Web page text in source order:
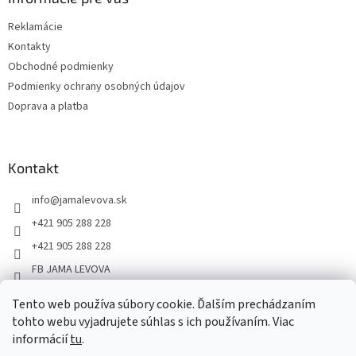
Tento web používa súbory cookie. Ďalším prechádzaním
tohto webu vyjadrujete súhlas s ich používaním. Viac
informáciítu.
Reklamácie
Kontakty
Obchodné podmienky
Podmienky ochrany osobných údajov
Doprava a platba
Kontakt
info@jamalevova.sk
+421 905 288 228
+421 905 288 228
FB JAMA LEVOVA
JamaLevova
+421905288228